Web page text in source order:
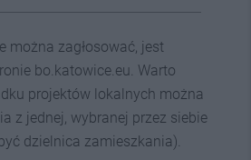
można zagłosować, jest
bo.katowice.eu. Warto
projektów lokalnych można
z jednej, wybranej przez siebie
dzielnica zamieszkania).